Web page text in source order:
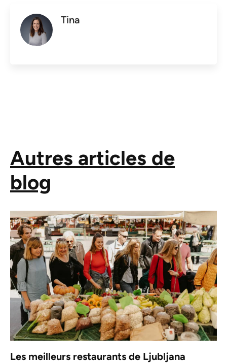
Tina
Autres articles de
blog
Les meilleurs restaurants de Ljubljana